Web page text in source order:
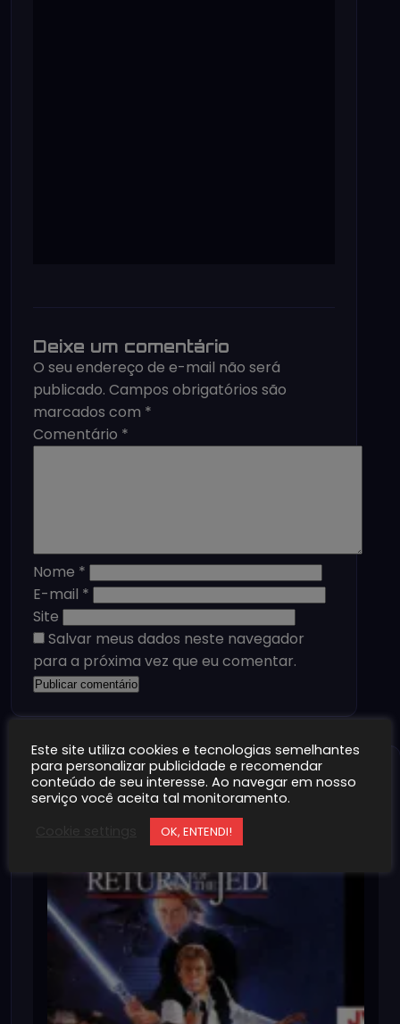
Deixe um comentário
O seu endereço de e-mail não será
publicado. Campos obrigatórios são
marcados com *
Comentário *
Nome *
E-mail *
Site
Salvar meus dados neste navegador
para a próxima vez que eu comentar.
Jogos Relacionados
Este site utiliza cookies e tecnologias semelhantes
para personalizar publicidade e recomendar
conteúdo de seu interesse. Ao navegar em nosso
serviço você aceita tal monitoramento.
OK, ENTENDI!